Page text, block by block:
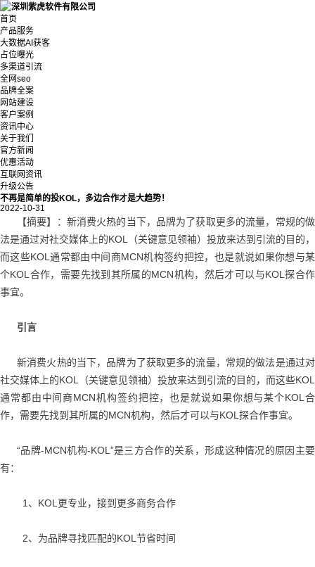
首页
产品服务
大数据AI获客
占位曝光
多渠道引流
全网seo
品牌全案
网站建设
客户案例
资讯中心
关于我们
官方新闻
优惠活动
互联网资讯
升级公告
不再是简单的投KOL，多边合作才是大趋势！
2022-10-31
【摘要】：新消费火热的当下，品牌为了获取更多的流量，常规的做
法是通过对社交媒体上的KOL（关键意见领袖）投放来达到引流的目的，
而这些KOL通常都由中间商MCN机构签约把控，也是就说如果你想与某
个KOL合作，需要先找到其所属的MCN机构，然后才可以与KOL探合作
事宜。
引言
新消费火热的当下，品牌为了获取更多的流量，常规的做法是通过对
社交媒体上的KOL（关键意见领袖）投放来达到引流的目的，而这些KOL
通常都由中间商MCN机构签约把控，也是就说如果你想与某个KOL合
作，需要先找到其所属的MCN机构，然后才可以与KOL探合作事宜。
“品牌-MCN机构-KOL”是三方合作的关系，形成这种情况的原因主要
有：
1、KOL更专业，接到更多商务合作
2、为品牌寻找匹配的KOL节省时间